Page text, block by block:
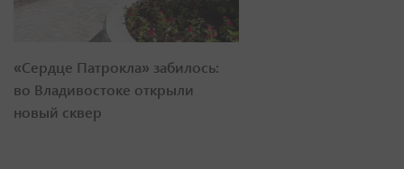
«Сердце Патрокла» забилось:
во Владивостоке открыли
новый сквер